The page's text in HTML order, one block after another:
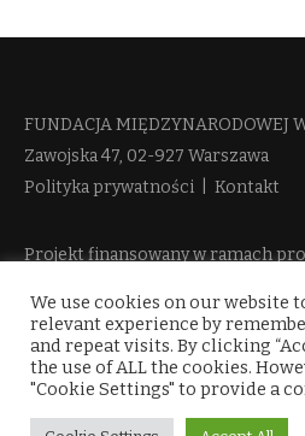
FUNDACJA MIĘDZYNARODOWEJ
Zawojska 47, 02-927 Warszawa
Polityka prywatności
Kontakt
Projekt finansowany w ramach
więcej informacji
We use cookies on our website
relevant experience by
and repeat visits. By clicking
the use of ALL the cookies.
"Cookie Settings" to provide a